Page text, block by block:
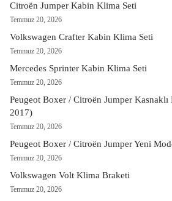
Citroën Jumper Kabin Klima Seti
Temmuz 20, 2026
Volkswagen Crafter Kabin Klima Seti
Temmuz 20, 2026
Mercedes Sprinter Kabin Klima Seti
Temmuz 20, 2026
Peugeot Boxer / Citroën Jumper
2017)
Temmuz 20, 2026
Peugeot Boxer / Citroën Jumper Yeni
Temmuz 20, 2026
Volkswagen Volt Klima Braketi
Temmuz 20, 2026